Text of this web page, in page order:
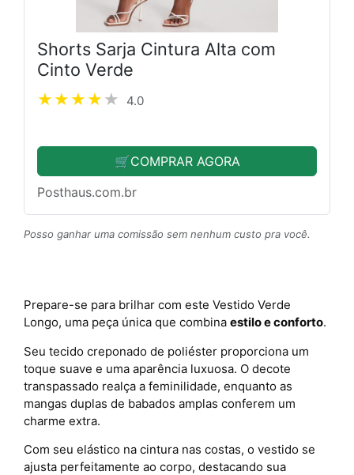
Shorts Sarja Cintura Alta com
Cinto Verde
4.0
🛒COMPRAR AGORA
Posthaus.com.br
Posso ganhar uma comissão sem nenhum custo pra você.
Prepare-se para brilhar com este Vestido Verde
Longo, uma peça única que combina estilo e conforto.
Seu tecido creponado de poliéster proporciona um
toque suave e uma aparência luxuosa. O decote
transpassado realça a feminilidade, enquanto as
mangas duplas de babados amplas conferem um
charme extra.
Com seu elástico na cintura nas costas, o vestido se
ajusta perfeitamente ao corpo, destacando sua